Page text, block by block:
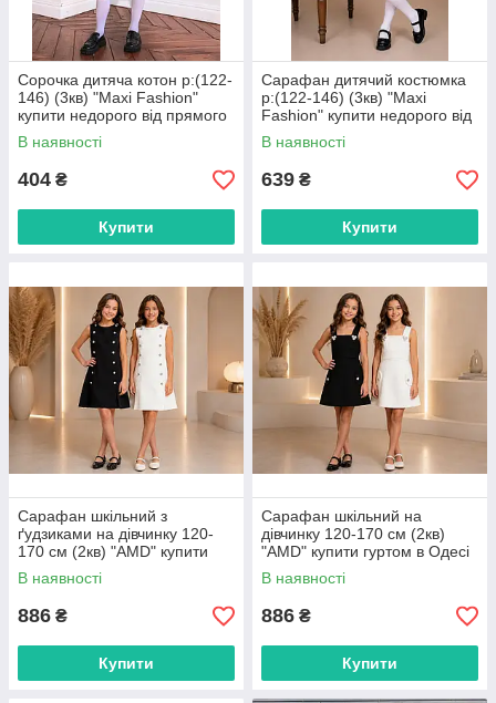
Сорочка дитяча котон р:(122-
146) (3кв) "Maxi Fashion"
купити недорого від прямого
постачальника
В наявності
404 ₴
Купити
Сарафан дитячий костюмка
р:(122-146) (3кв) "Maxi
Fashion" купити недорого від
прямого постачальника
В наявності
639 ₴
Купити
Сарафан шкільний з
ґудзиками на дівчинку 120-
170 см (2кв) "AMD" купити
гуртом в Одесі на 7км
В наявності
886 ₴
Купити
Сарафан шкільний на
дівчинку 120-170 см (2кв)
"AMD" купити гуртом в Одесі
на 7км
В наявності
886 ₴
Купити